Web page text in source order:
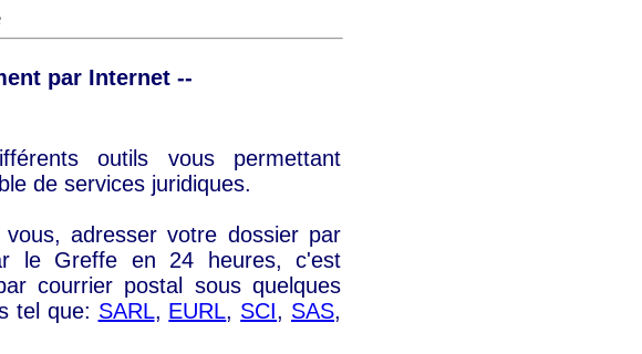
par Internet --
outils vous permettant
de services juridiques.
adresser votre dossier par
le Greffe en 24 heures, c'est
courrier postal sous quelques
tel que: SARL, EURL, SCI, SAS,